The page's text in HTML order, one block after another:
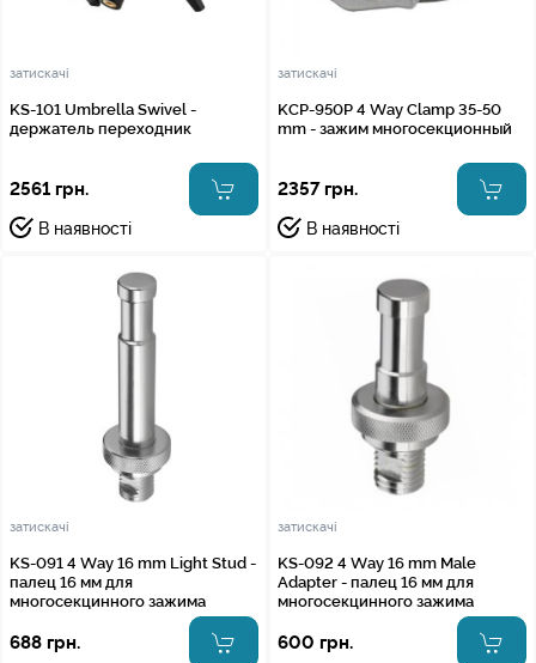
затискачі
KS-101 Umbrella Swivel -
держатель переходник
2561 грн.
В наявності
затискачі
KCP-950P 4 Way Clamp 35-50
mm - зажим многосекционный
2357 грн.
В наявності
затискачі
KS-091 4 Way 16 mm Light Stud -
палец 16 мм для
многосекцинного зажима
688 грн.
затискачі
KS-092 4 Way 16 mm Male
Adapter - палец 16 мм для
многосекцинного зажима
600 грн.